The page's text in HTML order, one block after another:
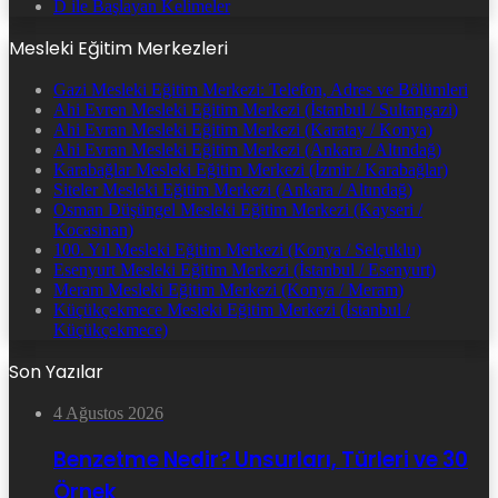
D ile Başlayan Kelimeler
Mesleki Eğitim Merkezleri
Gazi Mesleki Eğitim Merkezi: Telefon, Adres ve Bölümleri
Ahi Evren Mesleki Eğitim Merkezi (İstanbul / Sultangazi)
Ahi Evran Mesleki Eğitim Merkezi (Karatay / Konya)
Ahi Evran Mesleki Eğitim Merkezi (Ankara / Altındağ)
Karabağlar Mesleki Eğitim Merkezi (İzmir / Karabağlar)
Siteler Mesleki Eğitim Merkezi (Ankara / Altındağ)
Osman Düşüngel Mesleki Eğitim Merkezi (Kayseri /
Kocasinan)
100. Yıl Mesleki Eğitim Merkezi (Konya / Selçuklu)
Esenyurt Mesleki Eğitim Merkezi (İstanbul / Esenyurt)
Meram Mesleki Eğitim Merkezi (Konya / Meram)
Küçükçekmece Mesleki Eğitim Merkezi (İstanbul /
Küçükçekmece)
Son Yazılar
4 Ağustos 2026
Benzetme Nedir? Unsurları, Türleri ve 30